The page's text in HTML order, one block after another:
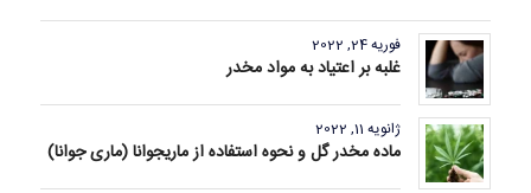
فوریه 24, 2022
غلبه بر اعتیاد به مواد مخدر
ژانویه 11, 2022
ماده مخدر گل و نحوه استفاده از ماریجوانا (ماری جوانا)